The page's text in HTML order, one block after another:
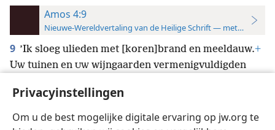
Privacyinstellingen
Om u de best mogelijke digitale ervaring op jw.org te
Amos 4:9
Nieuwe-Wereldvertaling van de Heilige Schrift — met
9 ’Ik sloeg ulieden met [koren]brand en meeldauw.+
UW tuinen en UW wijngaarden vermenigvuldigden
telkens door de rups verslonden;
tot mij teruggekeerd’,+is de uitspraak van Jehovah.